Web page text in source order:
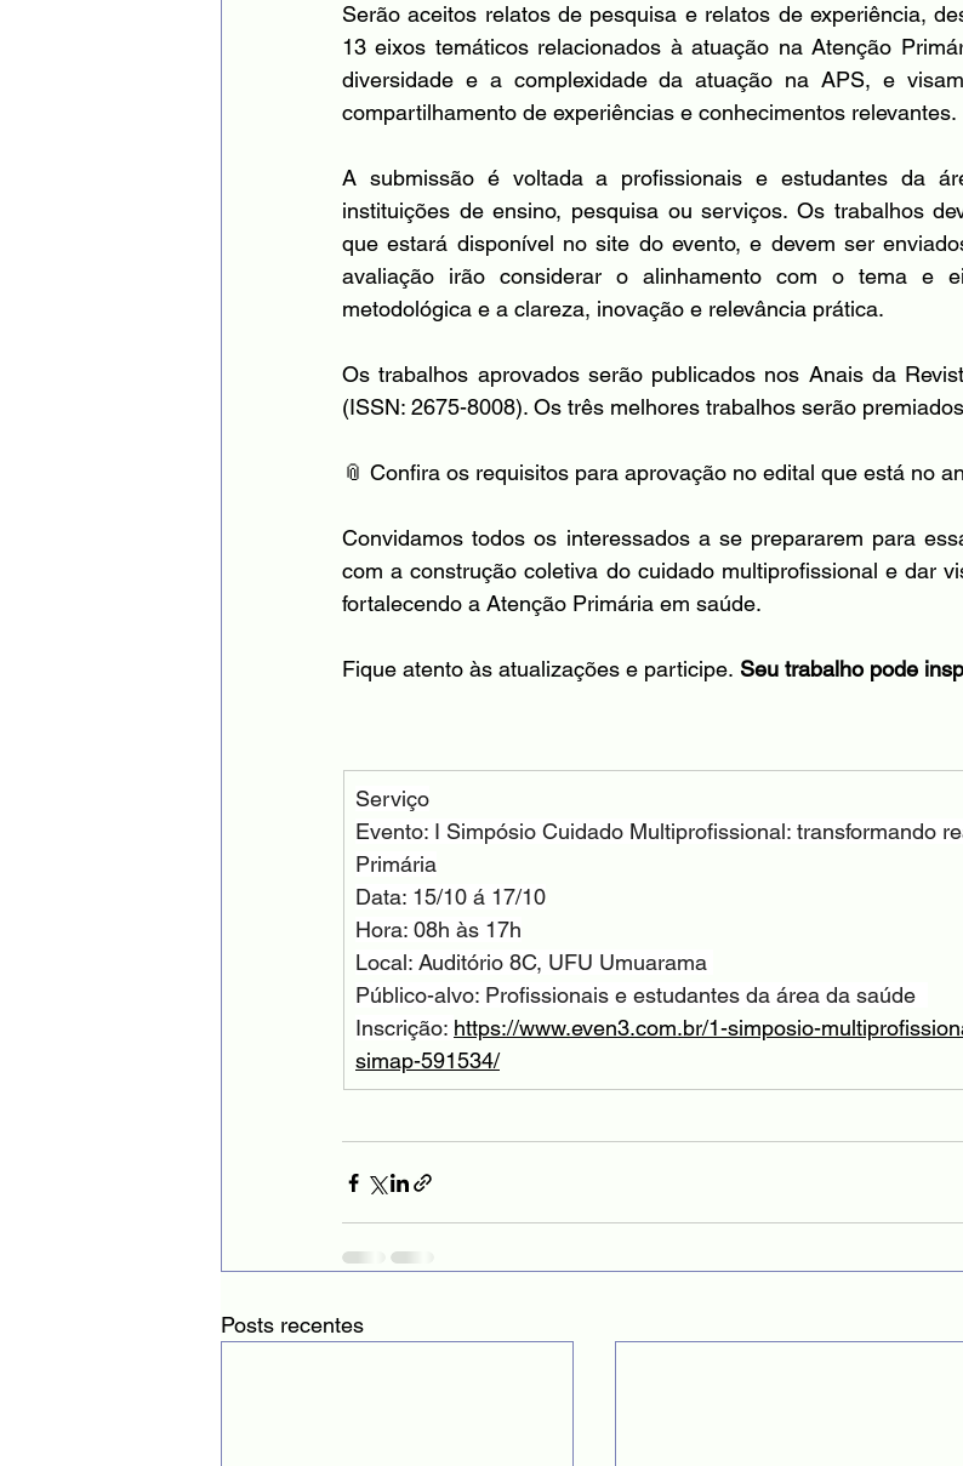
Serão aceitos relatos de pesquisa e relatos de experiência,
13 eixos temáticos relacionados à atuação na Atenção
diversidade e a complexidade da atuação na APS, e
compartilhamento de experiências e conhecimentos relevantes.
A submissão é voltada a profissionais e estudantes da
instituições de ensino, pesquisa ou serviços. Os trabalhos
que estará disponível no site do evento, e devem ser
avaliação irão considerar o alinhamento com o tema e
metodológica e a clareza, inovação e relevância prática.
Os trabalhos aprovados serão publicados nos Anais da
(ISSN: 2675-8008). Os três melhores trabalhos serão
📎 Confira os requisitos para aprovação no edital que está no
Convidamos todos os interessados a se prepararem para
com a construção coletiva do cuidado multiprofissional e dar
fortalecendo a Atenção Primária em saúde.
Fique atento às atualizações e participe. Seu trabalho pode
Serviço
Evento: I Simpósio Cuidado Multiprofissional: transformando
Primária
Data: 15/10 á 17/10
Hora: 08h às 17h
Local: Auditório 8C, UFU Umuarama
Público-alvo: Profissionais e estudantes da área da saúde
Inscrição: https://www.even3.com.br/1-simposio-
simap-591534/
Posts recentes